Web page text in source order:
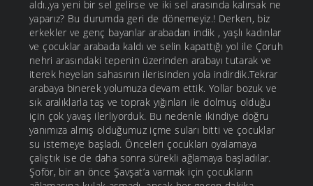
aldı.,ya yeni bir sel gelirse ve iki sel arasında kalırsak ne
yaparız? Bu durumda geri de dönemeyiz.! Derken, biz
erkekler ve genç bayanlar arabadan indik , yaşlı kadınlar
ve çocuklar arabada kaldı ve selin kapattığı yol ile Çoruh
nehri arasındaki tepenin üzerinden arabayı tutarak ve
iterek heyelan sahasının ilerisinden yola indirdik.Tekrar
arabaya binerek yolumuza devam ettik. Yollar bozuk ve
sık aralıklarla taş ve toprak yığınları ile dolmuş olduğu
için çok yavaş ilerliyorduk. Bu nedenle ikindiye doğru
yanımıza almış olduğumuz içme suları bitti ve çocuklar
su istemeye başladı. Önceleri çocukları oyalamaya
çalıştık ise de daha sonra sürekli ağlamaya başladılar.
Şoför, bir an önce Şavşat’a varmak için çocukların